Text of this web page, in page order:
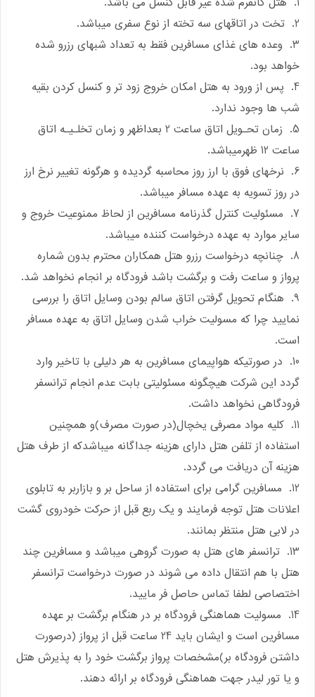
2. تخت در اتاقهای سه تخته از نوع سفری میباشد.
3. وعده های غذای مسافرین فقط به تعداد شبهای رزرو شده
خواهد بود.
4. پس از ورود به هتل امکان خروج زود تر و کنسل کردن بقیه
شب ها وجود ندارد.
5. زمان تحـویل اتاق ساعت 2 بعداظهر و زمان تخلـیـه اتاق
ساعت 12 ظهرمیباشد.
6. نرخهای فوق با ارز روز محاسبه گردیده و هرگونه تغییر نرخ ارز
در روز تسویه به عهده مسافر میباشد.
7. مسئولیت کنترل گذرنامه مسافرین از لحاظ ممنوعیت خروج و
سایر موارد به عهده درخواست کننده میباشد.
8. چنانچه درخواست رزرو هتل همکاران محترم بدون شماره
پرواز و ساعت رفت و برگشت باشد فرودگاه بر انجام نخواهد شد.
9. هنگام تحویل گرفتن اتاق سالم بودن وسایل اتاق را بررسی
نمایید چرا که مسولیت خراب شدن وسایل اتاق به عهده مسافر
است.
10. در صورتیکه هواپیمای مسافرین به هر دلیلی با تاخیر وارد
گردد این شرکت هیچگونه مسئولیتی بابت عدم انجام ترانسفر
فرودگاهی نخواهد داشت.
11. کلیه مواد مصرفی یخچال(در صورت مصرف)و همچنین
استفاده از تلفن هتل دارای هزینه جداگانه میباشدکه از طرف هتل
هزینه آن دریافت می گردد.
12. مسافرین گرامی برای استفاده از ساحل بر و بازاربر به تابلوی
اعلانات هتل توجه فرمایند و یک ربع قبل از حرکت خودروی گشت
در لابی هتل منتظر بمانند.
13. ترانسفر های هتل به صورت گروهی میباشد و مسافرین چند
هتل با هم انتقال داده می شوند در صورت درخواست ترانسفر
اختصاصی لطفا تماس حاصل فر مایید.
14. مسولیت هماهنگی فرودگاه بر در هنگام برگشت بر عهده
مسافرین است و ایشان باید 24 ساعت قبل از پرواز (درصورت
داشتن فرودگاه بر)مشخصات پرواز برگشت خود را به پذیرش هتل
و یا تور لیدر جهت هماهنگی فرودگاه بر ارائه دهند.